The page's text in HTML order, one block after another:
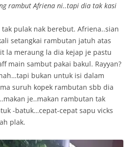
rambut Afriena ni..tapi dia tak kasi
pulak nak berebut. Afriena..sian
setangkai rambutan jatuh atas
la meraung la dia kejap je pastu
main sambut pakai bakul. Rayyan?
bukan untuk isi dalam
suruh kopek rambutan sbb dia
je..makan rambutan tak
-batuk…cepat-cepat sapu vicks
plak.